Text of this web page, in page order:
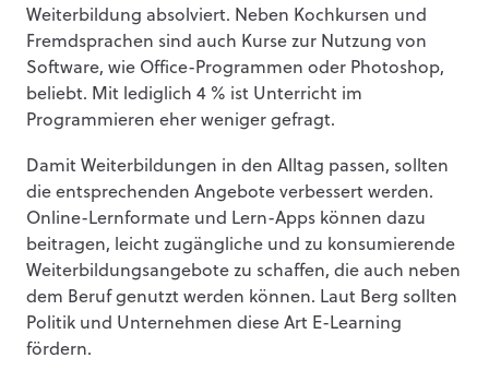
Weiterbildung absolviert. Neben Kochkursen und
Fremdsprachen sind auch Kurse zur Nutzung von
Software, wie Office-Programmen oder Photoshop,
beliebt. Mit lediglich 4 % ist Unterricht im
Programmieren eher weniger gefragt.
Damit Weiterbildungen in den Alltag passen, sollten
die entsprechenden Angebote verbessert werden.
Online-Lernformate und Lern-Apps können dazu
beitragen, leicht zugängliche und zu konsumierende
Weiterbildungsangebote zu schaffen, die auch neben
dem Beruf genutzt werden können. Laut Berg sollten
Politik und Unternehmen diese Art E-Learning
fördern.